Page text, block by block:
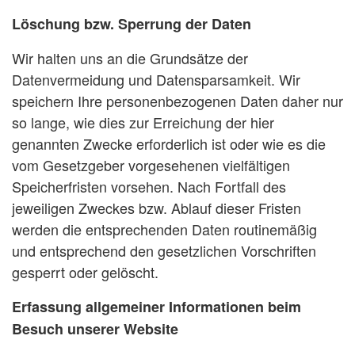
Löschung bzw. Sperrung der Daten
Wir halten uns an die Grundsätze der
Datenvermeidung und Datensparsamkeit. Wir
speichern Ihre personenbezogenen Daten daher nur
so lange, wie dies zur Erreichung der hier
genannten Zwecke erforderlich ist oder wie es die
vom Gesetzgeber vorgesehenen vielfältigen
Speicherfristen vorsehen. Nach Fortfall des
jeweiligen Zweckes bzw. Ablauf dieser Fristen
werden die entsprechenden Daten routinemäßig
und entsprechend den gesetzlichen Vorschriften
gesperrt oder gelöscht.
Erfassung allgemeiner Informationen beim
Besuch unserer Website